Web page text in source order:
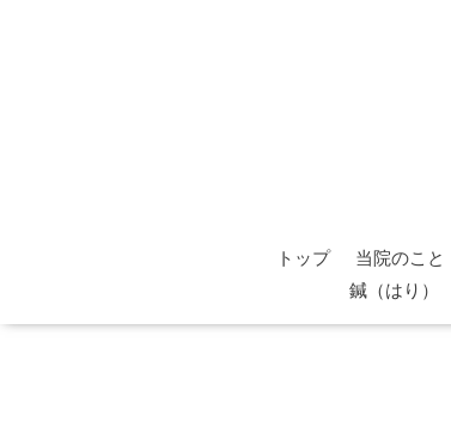
トップ 当院のこと
鍼（はり）